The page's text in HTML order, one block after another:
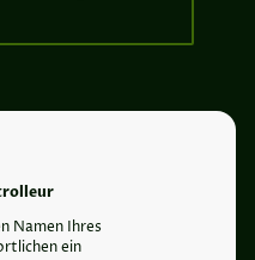
Namen Ihres
ein